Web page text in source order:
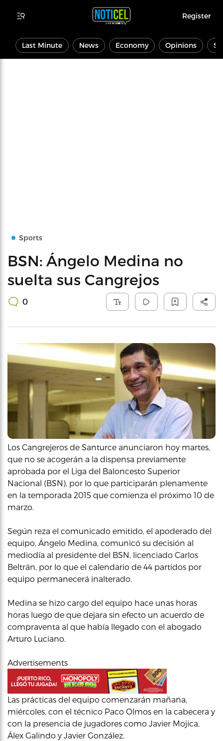
Register
Last Minute News Economy Opinions
Sports
BSN: Ángelo Medina no
suelta sus Cangrejos
0
Los Cangrejeros de Santurce anunciaron hoy martes,
que no se acogerán a la dispensa previamente
aprobada por el Liga del Baloncesto Superior
Nacional (BSN), por lo que participarán plenamente
en la temporada 2015 que comienza el próximo 10 de
marzo.
Según reza el comunicado emitido, el apoderado del
equipo, Ángelo Medina, comunicó su decisión al
mediodía al presidente del BSN, licenciado Carlos
Beltrán, por lo que el calendario de 44 partidos por
equipo permanecerá inalterado.
Medina se hizo cargo del equipo hace unas horas
horas luego de que dejara sin efecto un acuerdo de
compraventa al que había llegado con el abogado
Arturo Luciano.
Advertisements
Las prácticas del equipo comenzarán mañana,
miércoles, con el técnico Paco Olmos en la cabecera y
con la presencia de jugadores como Javier Mojica,
Álex Galindo y Javier González.